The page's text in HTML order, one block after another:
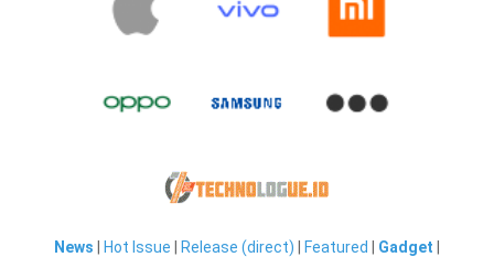
News Hot Issue Release (direct) Featured Gadget